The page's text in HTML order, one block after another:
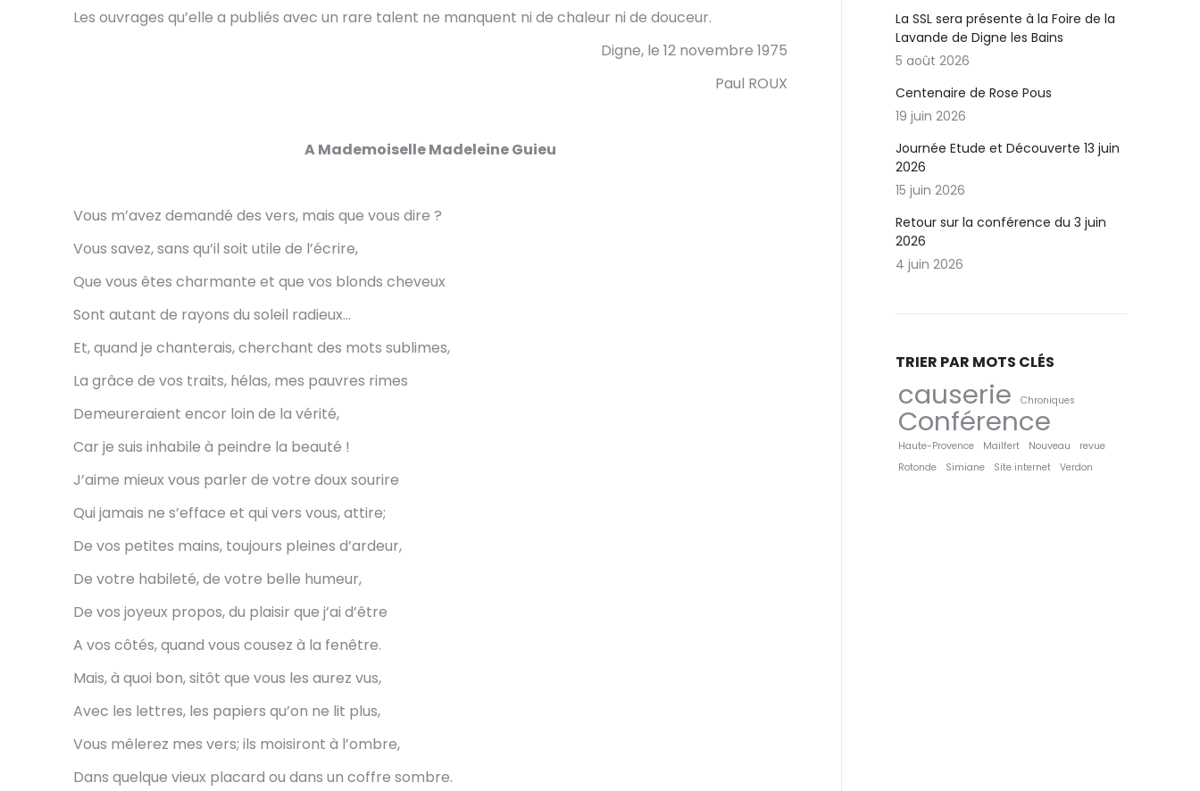
Les ouvrages qu’elle a publiés avec un rare talent ne manquent ni de chaleur ni de douceur.
Digne, le 12 novembre 1975
Paul ROUX
A Mademoiselle Madeleine Guieu
Vous m’avez demandé des vers, mais que vous dire ?
Vous savez, sans qu’il soit utile de l’écrire,
Que vous êtes charmante et que vos blonds cheveux
Sont autant de rayons du soleil radieux…
Et, quand je chanterais, cherchant des mots sublimes,
La grâce de vos traits, hélas, mes pauvres rimes
Demeureraient encor loin de la vérité,
Car je suis inhabile à peindre la beauté !
J’aime mieux vous parler de votre doux sourire
Qui jamais ne s’efface et qui vers vous, attire;
De vos petites mains, toujours pleines d’ardeur,
De votre habileté, de votre belle humeur,
De vos joyeux propos, du plaisir que j’ai d’être
A vos côtés, quand vous cousez à la fenêtre.
Mais, à quoi bon, sitôt que vous les aurez vus,
Avec les lettres, les papiers qu’on ne lit plus,
Vous mêlerez mes vers; ils moisiront à l’ombre,
Dans quelque vieux placard ou dans un coffre sombre.
La SSL sera présente à la Foire de la
Lavande de Digne les Bains
5 août 2026
Centenaire de Rose Pous
19 juin 2026
Journée Etude et Découverte 13 juin
2026
15 juin 2026
Retour sur la conférence du 3 juin
2026
4 juin 2026
TRIER PAR MOTS CLÉS
causerie Chroniques
Conférence
Haute-Provence Mailfert Nouveau
revue
Rotonde
Simiane Site internet Verdon